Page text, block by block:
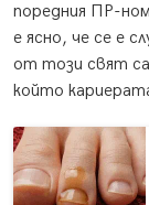
поредния ПР-
е ясно, че се е
от този свят
който